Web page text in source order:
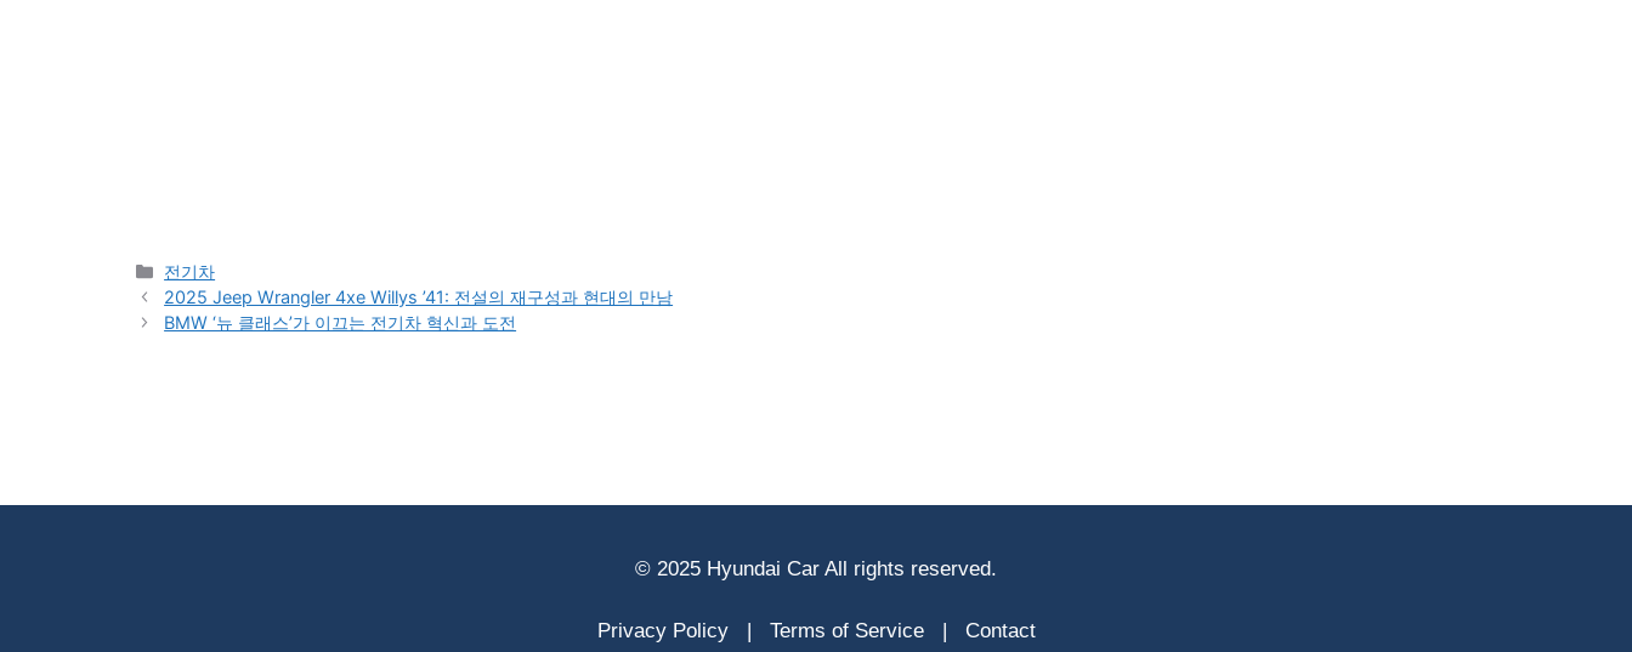
Categories
전기차
2025 Jeep Wrangler 4xe Willys ’41: 전설의 재구성과 현대의 만남
BMW ‘뉴 클래스’가 이끄는 전기차 혁신과 도전
© 2025 Hyundai Car All rights reserved.
Privacy Policy | Terms of Service | Contact